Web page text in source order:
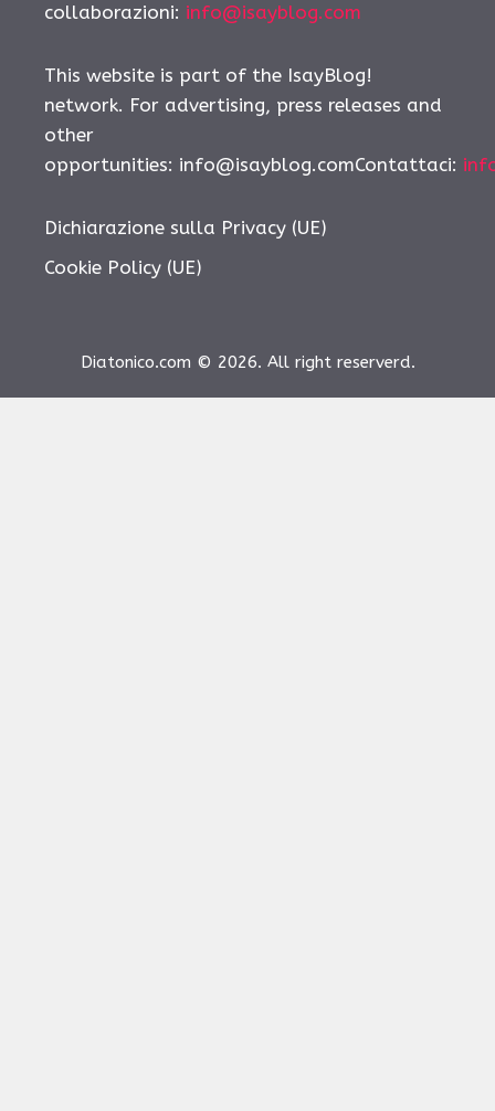
collaborazioni: info@isayblog.com
This website is part of the IsayBlog!
network. For advertising, press releases and
other
opportunities: info@isayblog.comContattaci:
Dichiarazione sulla Privacy (UE)
Cookie Policy (UE)
Diatonico.com © 2026. All right reserverd.